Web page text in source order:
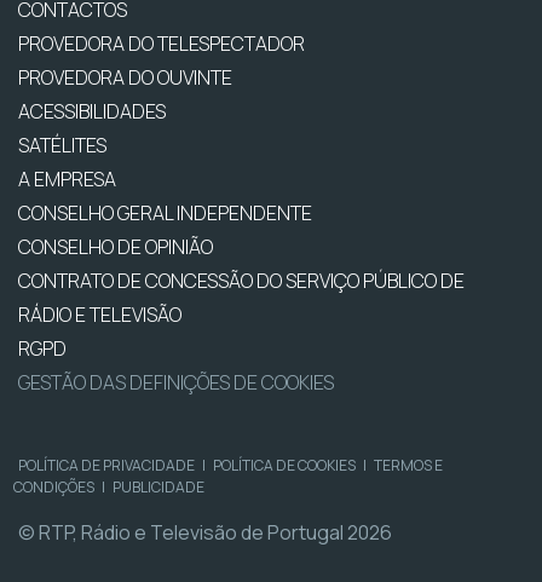
CONTACTOS
PROVEDORA DO TELESPECTADOR
PROVEDORA DO OUVINTE
ACESSIBILIDADES
SATÉLITES
A EMPRESA
CONSELHO GERAL INDEPENDENTE
CONSELHO DE OPINIÃO
CONTRATO DE CONCESSÃO DO SERVIÇO PÚBLICO DE
RÁDIO E TELEVISÃO
RGPD
GESTÃO DAS DEFINIÇÕES DE COOKIES
POLÍTICA DE PRIVACIDADE | POLÍTICA DE COOKIES | TERMOS E
CONDIÇÕES | PUBLICIDADE
© RTP, Rádio e Televisão de Portugal 2026